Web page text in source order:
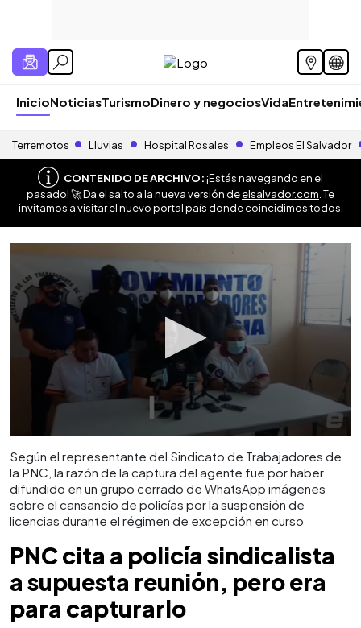
InicioNoticiasTurismoDinero y negociosVida
Terremotos Lluvias Hospital Rosales Empleos El Salvador
CONTENIDO DE ARCHIVO:¡Estás navegando en el
pasado! 🚀 Da el salto a la nueva versión deelsalvador.com . Te
invitamos a visitar el nuevo portal país donde coincidimos todos.
Según el representante del Sindicato de Trabajadores de
la PNC, la razón de la captura del agente fue por haber
difundido en un grupo cerrado de WhatsApp imágenes
sobre el cansancio de policías por la suspensión de
licencias durante el régimen de excepción en curso
PNC cita a policía sindicalista
a supuesta reunión, pero era
para capturarlo